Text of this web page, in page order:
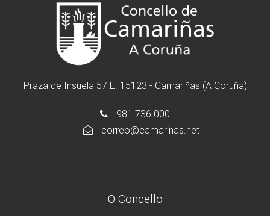
Praza de Insuela 57 E. 15123 - Camariñas (A Coruña)
981 736 000
correo@camarinas.net
O Concello